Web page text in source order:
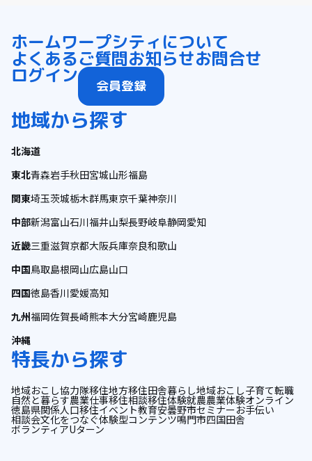
ホームワープシティについて
よくあるご質問お知らせお問合せ
ログイン 会員登録
地域から探す
北海道
東北青森岩手秋田宮城山形福島
関東埼玉茨城栃木群馬東京千葉神奈川
中部新潟富山石川福井山梨長野岐阜静岡愛知
近畿三重滋賀京都大阪兵庫奈良和歌山
中国鳥取島根岡山広島山口
四国徳島香川愛媛高知
九州福岡佐賀長崎熊本大分宮崎鹿児島
沖縄
特長から探す
地域おこし協力隊移住地方移住田舎暮らし地域おこし子育て転職
自然と暮らす農業仕事移住相談移住体験就農農業体験オンライン
徳島県関係人口移住イベント教育安曇野市セミナーお手伝い
相談会文化をつなぐ体験型コンテンツ鳴門市四国田舎
ボランティアUターン